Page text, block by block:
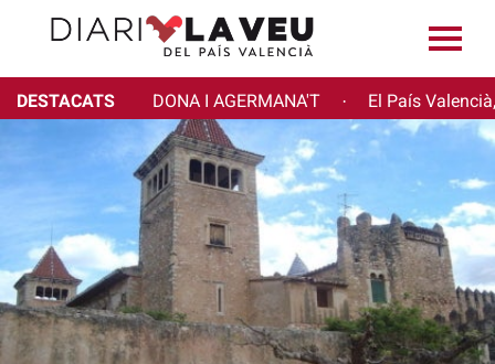
DESTACATS DONA I AGERMANA'T · El País